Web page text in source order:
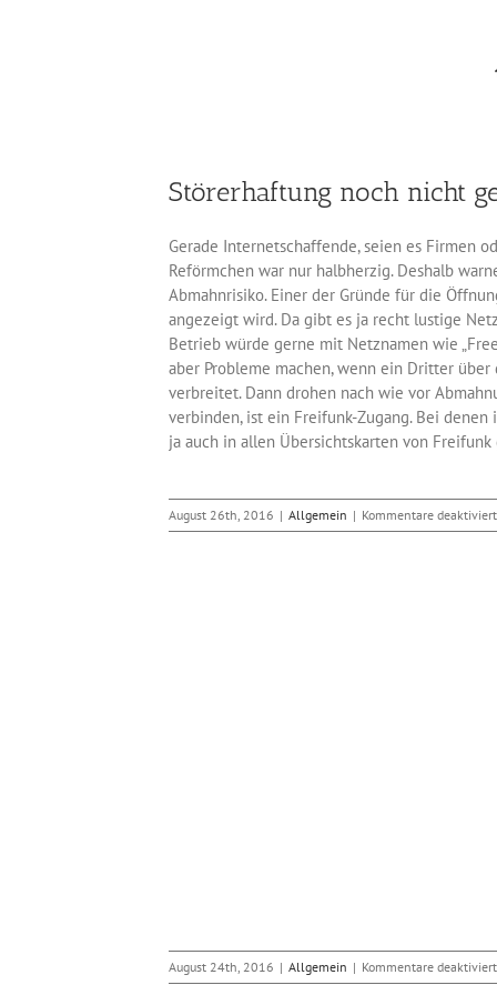
Störerhaftung noch nicht
Gerade Internetschaffende, seien es Firmen
Reförmchen war nur halbherzig. Deshalb
Abmahnrisiko. Einer der Gründe für die
angezeigt wird. Da gibt es ja recht lustige
Betrieb würde gerne mit Netznamen wie
aber Probleme machen, wenn ein Dritter
verbreitet. Dann drohen nach wie vor
verbinden, ist ein Freifunk-Zugang. Bei
ja auch in allen Übersichtskarten von
August 26th, 2016 | Allgemein | Kommentare deaktiviert
August 24th, 2016 | Allgemein | Kommentare deaktiviert